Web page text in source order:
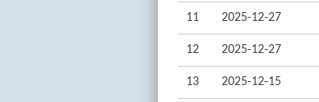
11 2025-12-27
12 2025-12-27
13 2025-12-15